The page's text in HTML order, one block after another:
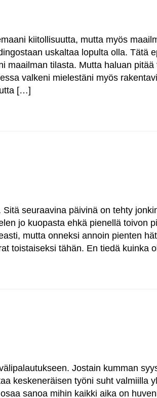
kiitollisuutta, mutta myös
uskaltaa lopulta olla. Tätä
maailman tilasta. Mutta haluan
valkeni mielestäni myös
[…]
seuraavina päivinä on tehty
jo kuopasta ehkä pienellä toivon
mutta onneksi annoin pienten
toistaiseksi tähän. En tiedä kuinka
Jostain kumman
keskeneräisen työni suht valmiilla
sanoa mihin kaikki aika on